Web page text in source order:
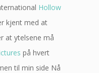
Hollow
kjent med at
at ytelsene må
på hvert
til min side Nå